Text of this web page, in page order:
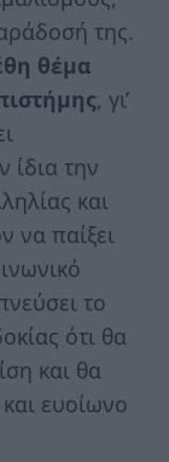
της.
θέμα
, γι’
ίδια την
και
να παίξει
το
ότι θα
και θα
ευοίωνο